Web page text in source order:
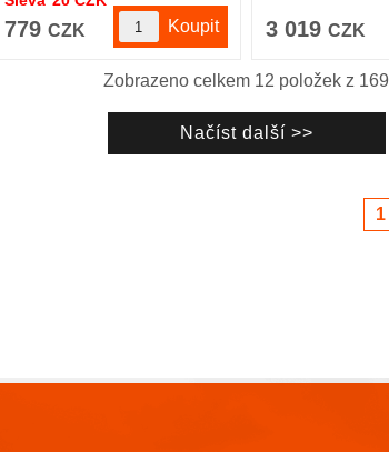
779CZK 3 019CZK
Zobrazeno celkem 12 položek z 169
1